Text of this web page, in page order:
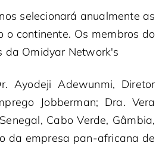
selecionará anualmente as
continente. Os membros do
da Omidyar Network's
Ayodeji Adewunmi, Diretor
Jobberman; Dra. Vera
Cabo Verde, Gâmbia,
da empresa pan-africana de